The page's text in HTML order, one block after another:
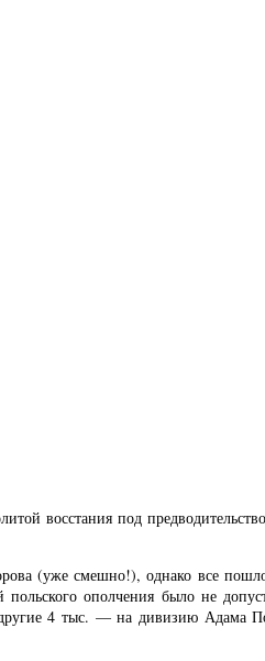
восстания под
(уже смешно!), однако все
ополчения было не
4 тыс. — на дивизию Адама